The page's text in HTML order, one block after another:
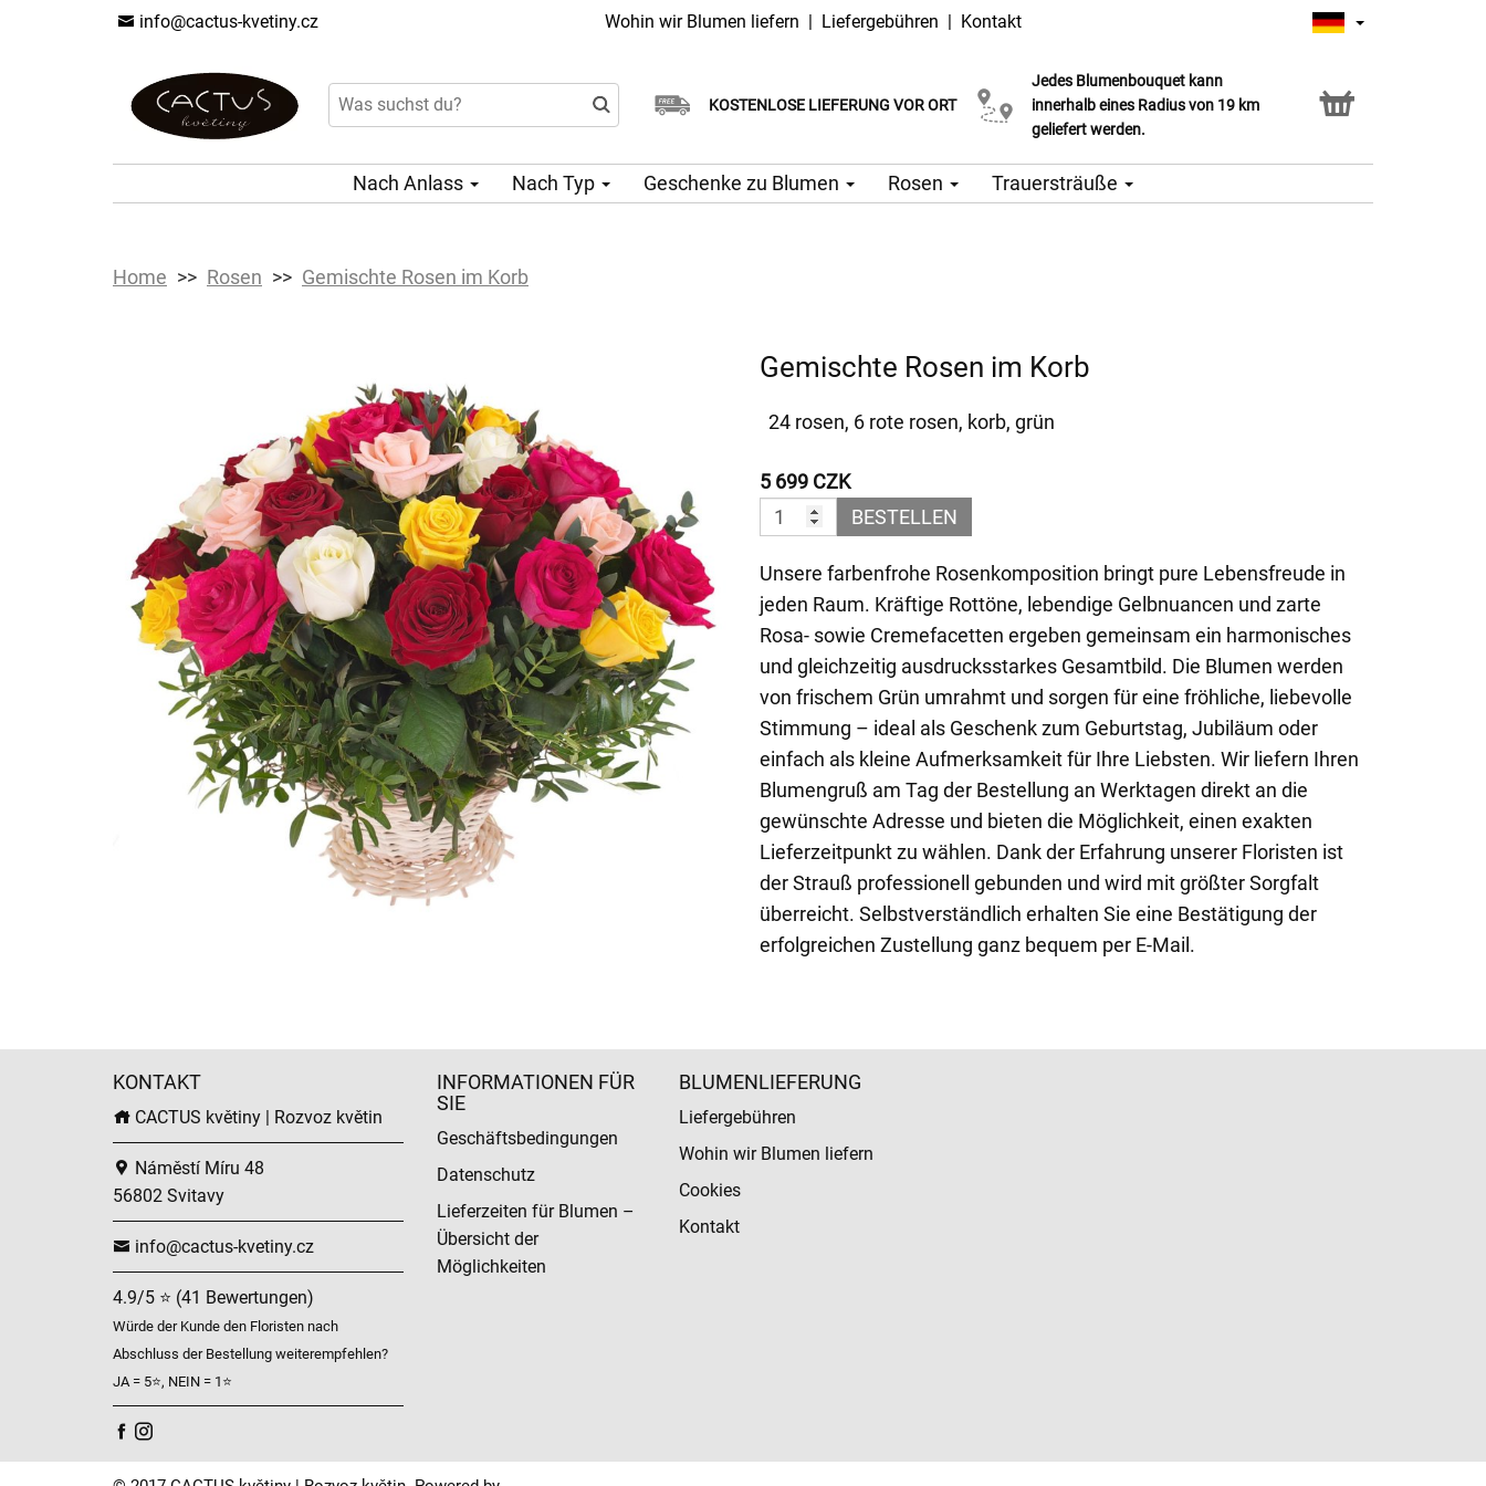
info@cactus-kvetiny.cz Wohin wir Blumen liefern | Liefergebühren | Kontakt
KOSTENLOSE LIEFERUNG VOR ORT
Lieferung am selben Tag möglich
Wählen Sie Ihr Lieferdatum
Jedes Blumenbouquet kann
innerhalb eines Radius von 19 km
geliefert werden.
Click & Collect Service
Nach Anlass Nach Typ Geschenke zu Blumen Rosen Trauersträuße
Home Rosen Gemischte Rosen im Korb
Gemischte Rosen im Korb
24 rosen, 6 rote rosen, korb, grün
5 699 CZK
BESTELLEN
Unsere farbenfrohe Rosenkomposition bringt pure Lebensfreude in
jeden Raum. Kräftige Rottöne, lebendige Gelbnuancen und zarte
Rosa- sowie Cremefacetten ergeben gemeinsam ein harmonisches
und gleichzeitig ausdrucksstarkes Gesamtbild. Die Blumen werden
von frischem Grün umrahmt und sorgen für eine fröhliche, liebevolle
Stimmung – ideal als Geschenk zum Geburtstag, Jubiläum oder
einfach als kleine Aufmerksamkeit für Ihre Liebsten. Wir liefern Ihren
Blumengruß am Tag der Bestellung an Werktagen direkt an die
gewünschte Adresse und bieten die Möglichkeit, einen exakten
Lieferzeitpunkt zu wählen. Dank der Erfahrung unserer Floristen ist
der Strauß professionell gebunden und wird mit größter Sorgfalt
überreicht. Selbstverständlich erhalten Sie eine Bestätigung der
erfolgreichen Zustellung ganz bequem per E-Mail.
KONTAKT
CACTUS květiny | Rozvoz květin
Náměstí Míru 48
56802 Svitavy
info@cactus-kvetiny.cz
4.9/5 ⭐ (41 Bewertungen)
Würde der Kunde den Floristen nach
Abschluss der Bestellung weiterempfehlen?
JA = 5⭐, NEIN = 1⭐
INFORMATIONEN FÜR
SIE
Geschäftsbedingungen
Datenschutz
Lieferzeiten für Blumen –
Übersicht der
Möglichkeiten
BLUMENLIEFERUNG
Liefergebühren
Wohin wir Blumen liefern
Cookies
Kontakt